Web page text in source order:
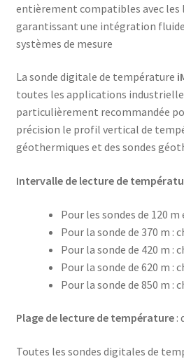
entièrement compatibles avec les
garantissant une intégration fluide
systèmes de mesure
La sonde digitale de température
toutes les applications
particulièrement recommandée
précision le profil vertical de
géothermiques et des sondes
Intervalle de lecture de
Pour les sondes de 120 m
Pour la sonde de 370 m :
Pour la sonde de 420 m :
Pour la sonde de 620 m :
Pour la sonde de 850 m :
Plage de lecture de température:
Toutes les sondes digitales de